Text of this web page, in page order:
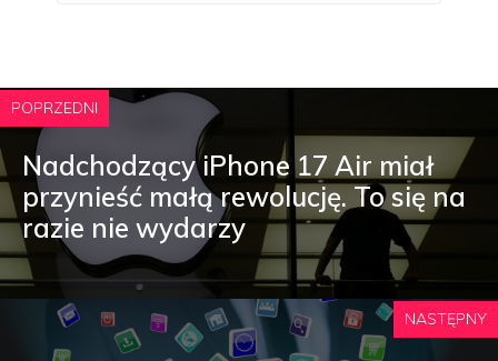
POPRZEDNI
Nadchodzący iPhone 17 Air miał
przynieść małą rewolucję. To się na
razie nie wydarzy
NASTĘPNY